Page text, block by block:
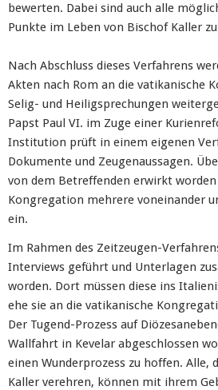
bewerten. Dabei sind auch alle
Punkte im Leben von Bischof Kaller
Nach Abschluss dieses Verfahrens
Akten nach Rom an die vatikanische
Selig- und Heiligsprechungen
Papst Paul VI. im Zuge einer
Institution prüft in einem eigenen
Dokumente und Zeugenaussagen.
von dem Betreffenden erwirkt
Kongregation mehrere voneinander
ein.
Im Rahmen des Zeitzeugen-
Interviews geführt und Unterlagen
worden. Dort müssen diese ins
ehe sie an die vatikanische
Der Tugend-Prozess auf
Wallfahrt in Kevelar abgeschlossen
einen Wunderprozess zu hoffen. Alle,
Kaller verehren, können mit ihrem